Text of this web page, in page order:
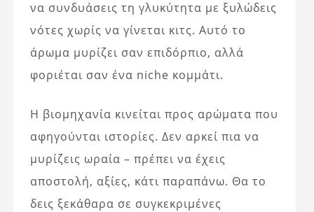
να συνδυάσεις τη γλυκύτητα με ξυλώδεις
νότες χωρίς να γίνεται κιτς. Αυτό το
άρωμα μυρίζει σαν επιδόρπιο, αλλά
φοριέται σαν ένα niche κομμάτι.
Η βιομηχανία κινείται προς αρώματα που
αφηγούνται ιστορίες. Δεν αρκεί πια να
μυρίζεις ωραία – πρέπει να έχεις
αποστολή, αξίες, κάτι παραπάνω. Θα το
δεις ξεκάθαρα σε συγκεκριμένες